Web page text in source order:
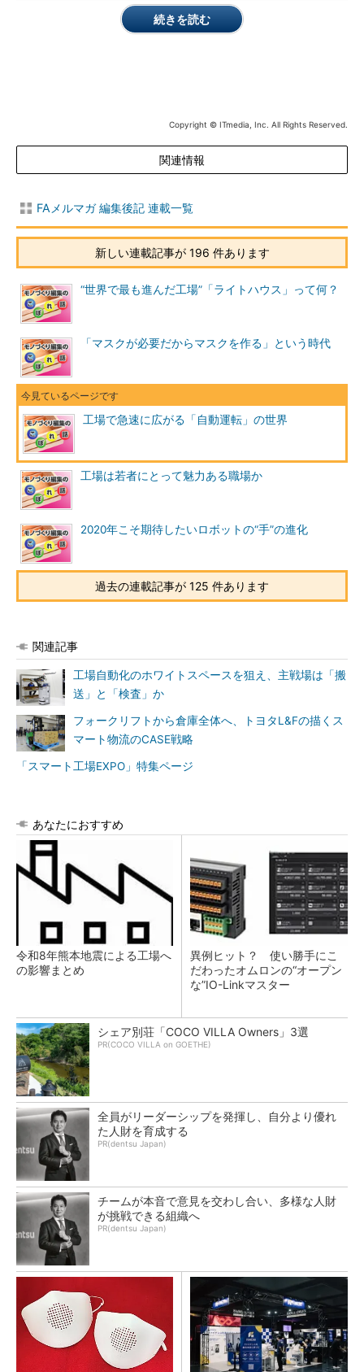
続きを読む
Copyright © ITmedia, Inc. All Rights Reserved.
関連情報
FAメルマガ 編集後記 連載一覧
新しい連載記事が 196 件あります
“世界で最も進んだ工場”「ライトハウス」って何？
「マスクが必要だからマスクを作る」という時代
工場で急速に広がる「自動運転」の世界
工場は若者にとって魅力ある職場か
2020年こそ期待したいロボットの“手”の進化
過去の連載記事が 125 件あります
関連記事
工場自動化のホワイトスペースを狙え、主戦場は「搬
送」と「検査」か
フォークリフトから倉庫全体へ、トヨタL&Fの描くス
マート物流のCASE戦略
「スマート工場EXPO」特集ページ
あなたにおすすめ
令和8年熊本地震による工場へ
の影響まとめ
異例ヒット？ 使い勝手にこ
だわったオムロンの“オープン
な”IO-Linkマスター
シェア別荘「COCO VILLA Owners」3選
PR(COCO VILLA on GOETHE)
全員がリーダーシップを発揮し、自分より優れ
た人財を育成する
PR(dentsu Japan)
チームが本音で意見を交わし合い、多様な人財
が挑戦できる組織へ
PR(dentsu Japan)